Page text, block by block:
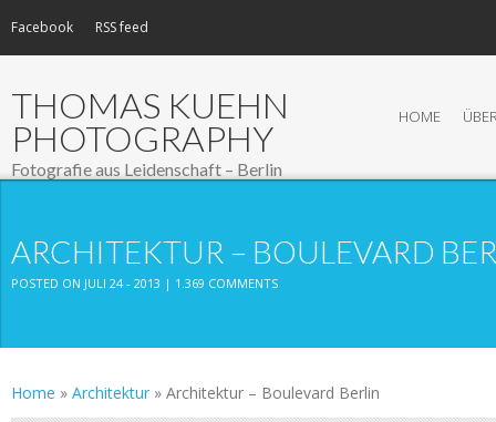
Facebook RSS feed
THOMAS KUEHN
PHOTOGRAPHY
Fotografie aus Leidenschaft – Berlin
HOME
ARCHITEKTUR – BOULEVARD
POSTED ON JULI 24 - 2013 | 1.369 COMMENTS
Home » Architektur » Architektur – Boulevard Berlin